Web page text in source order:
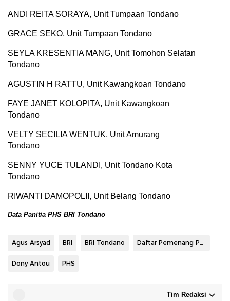
ANDI REITA SORAYA, Unit Tumpaan Tondano
GRACE SEKO, Unit Tumpaan Tondano
SEYLA KRESENTIA MANG, Unit Tomohon Selatan
Tondano
AGUSTIN H RATTU, Unit Kawangkoan Tondano
FAYE JANET KOLOPITA, Unit Kawangkoan
Tondano
VELTY SECILIA WENTUK, Unit Amurang
Tondano
SENNY YUCE TULANDI, Unit Tondano Kota
Tondano
RIWANTI DAMOPOLII, Unit Belang Tondano
Data Panitia PHS BRI Tondano
Agus Arsyad BRI BRI Tondano Daftar Pemenang PHS BRI Tondano
Dony Antou PHS
Tim Redaksi